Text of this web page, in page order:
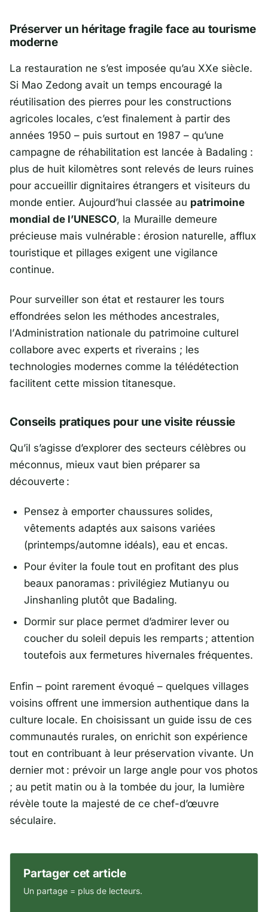
Préserver un héritage fragile face au tourisme
moderne
La restauration ne s’est imposée qu’au XXe siècle.
Si Mao Zedong avait un temps encouragé la
réutilisation des pierres pour les constructions
agricoles locales, c’est finalement à partir des
années 1950 – puis surtout en 1987 – qu’une
campagne de réhabilitation est lancée à Badaling :
plus de huit kilomètres sont relevés de leurs ruines
pour accueillir dignitaires étrangers et visiteurs du
monde entier. Aujourd’hui classée au patrimoine
mondial de l’UNESCO, la Muraille demeure
précieuse mais vulnérable : érosion naturelle, afflux
touristique et pillages exigent une vigilance
continue.
Pour surveiller son état et restaurer les tours
effondrées selon les méthodes ancestrales,
l’Administration nationale du patrimoine culturel
collabore avec experts et riverains ; les
technologies modernes comme la télédétection
facilitent cette mission titanesque.
Conseils pratiques pour une visite réussie
Qu’il s’agisse d’explorer des secteurs célèbres ou
méconnus, mieux vaut bien préparer sa
découverte :
Pensez à emporter chaussures solides,
vêtements adaptés aux saisons variées
(printemps/automne idéals), eau et encas.
Pour éviter la foule tout en profitant des plus
beaux panoramas : privilégiez Mutianyu ou
Jinshanling plutôt que Badaling.
Dormir sur place permet d’admirer lever ou
coucher du soleil depuis les remparts ; attention
toutefois aux fermetures hivernales fréquentes.
Enfin – point rarement évoqué – quelques villages
voisins offrent une immersion authentique dans la
culture locale. En choisissant un guide issu de ces
communautés rurales, on enrichit son expérience
tout en contribuant à leur préservation vivante. Un
dernier mot : prévoir un large angle pour vos photos
; au petit matin ou à la tombée du jour, la lumière
révèle toute la majesté de ce chef-d’œuvre
séculaire.
Partager cet article
Un partage = plus de lecteurs.